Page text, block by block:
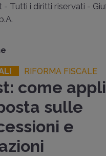
Tutti i diritti riservati -
RIFORMA FISCALE
come
sulle
e